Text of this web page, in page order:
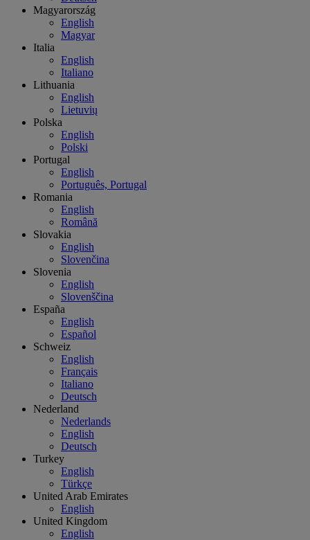
Magyarország
English
Magyar
Italia
English
Italiano
Lithuania
English
Lietuvių
Polska
English
Polski
Portugal
English
Português, Portugal
Romania
English
Română
Slovakia
English
Slovenčina
Slovenia
English
Slovenščina
España
English
Español
Schweiz
English
Français
Italiano
Deutsch
Nederland
Nederlands
English
Deutsch
Turkey
English
Türkçe
United Arab Emirates
English
United Kingdom
English